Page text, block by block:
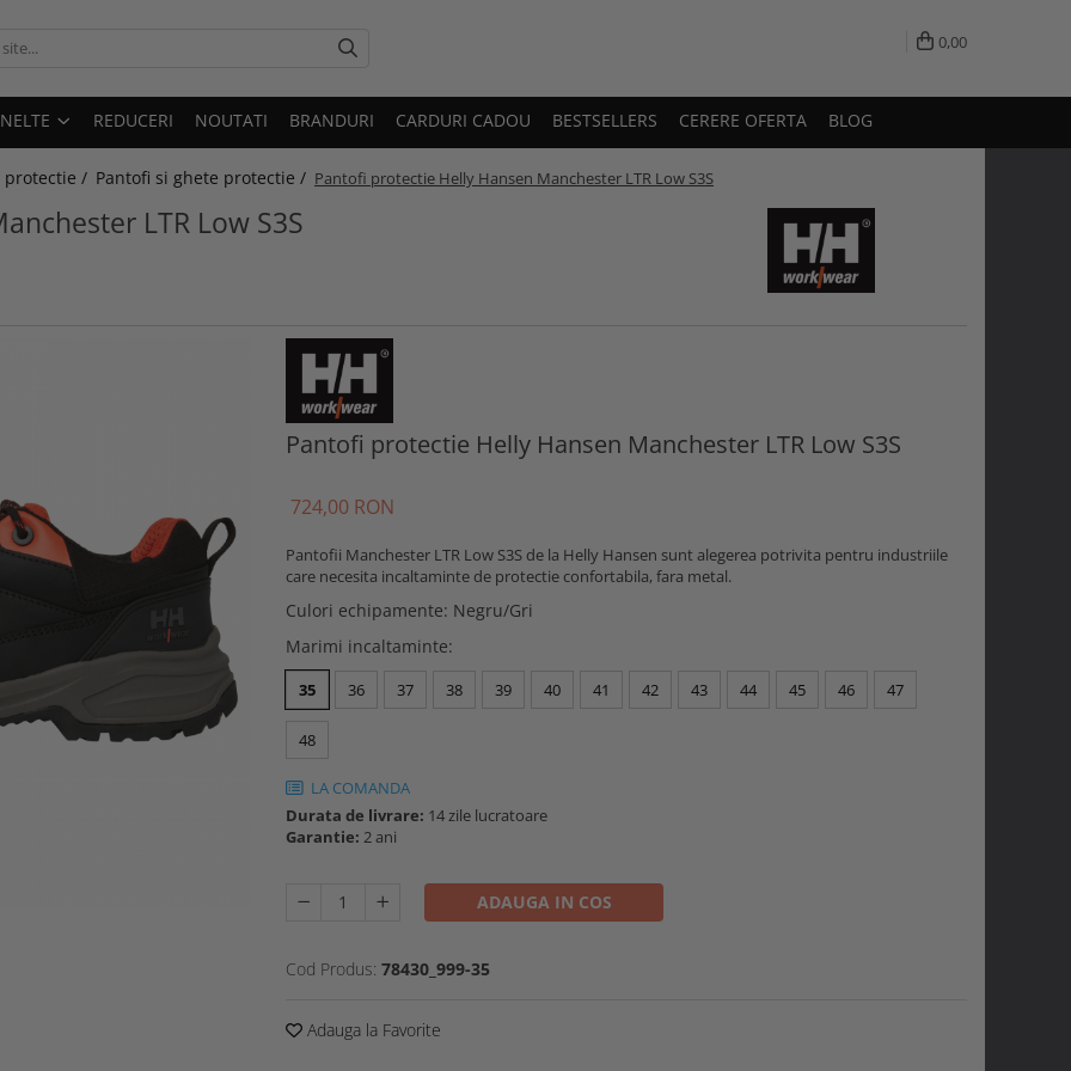
0,00
REDUCERI NOUTATI BRANDURI CARDURI CADOU BESTSELLERS CERERE OFERTA BLOG
protectie / Pantofi si ghete protectie / Pantofi protectie Helly Hansen Manchester LTR Low S3S
LTR Low S3S
Pantofi protectie Helly Hansen Manchester LTR Low S3S
724,00 RON
Pantofii Manchester LTR Low S3S de la Helly Hansen sunt alegerea potrivita pentru industriile
care necesita incaltaminte de protectie confortabila, fara metal.
Culori echipamente: Negru/Gri
Marimi incaltaminte:
35 36 37 38 39 40 41 42 43 44 45 46 47
48
LA COMANDA
Durata de livrare: 14 zile lucratoare
Garantie: 2 ani
ADAUGA IN COS
Cod Produs: 78430_999-35
Adauga la Favorite